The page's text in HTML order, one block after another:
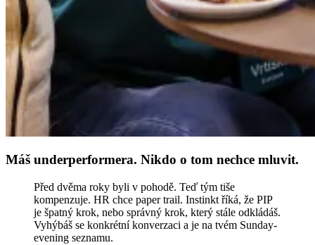
Máš underperformera. Nikdo o tom nechce mluvit.
Před dvěma roky byli v pohodě. Teď tým tiše
kompenzuje. HR chce paper trail. Instinkt říká, že PIP
je špatný krok, nebo správný krok, který stále odkládáš.
Vyhýbáš se konkrétní konverzaci a je na tvém Sunday-
evening seznamu.